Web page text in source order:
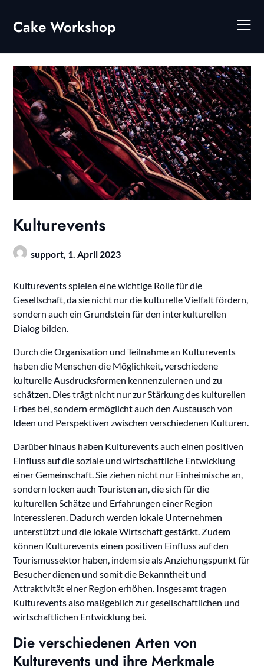
content
Cake Workshop
Kulturevents
support, 1. April 2023
Kulturevents spielen eine wichtige Rolle für die
Gesellschaft, da sie nicht nur die kulturelle Vielfalt fördern,
sondern auch ein Grundstein für den interkulturellen
Dialog bilden.
Durch die Organisation und Teilnahme an Kulturevents
haben die Menschen die Möglichkeit, verschiedene
kulturelle Ausdrucksformen kennenzulernen und zu
schätzen. Dies trägt nicht nur zur Stärkung des kulturellen
Erbes bei, sondern ermöglicht auch den Austausch von
Ideen und Perspektiven zwischen verschiedenen Kulturen.
Darüber hinaus haben Kulturevents auch einen positiven
Einfluss auf die soziale und wirtschaftliche Entwicklung
einer Gemeinschaft. Sie ziehen nicht nur Einheimische an,
sondern locken auch Touristen an, die sich für die
kulturellen Schätze und Erfahrungen einer Region
interessieren. Dadurch werden lokale Unternehmen
unterstützt und die lokale Wirtschaft gestärkt. Zudem
können Kulturevents einen positiven Einfluss auf den
Tourismussektor haben, indem sie als Anziehungspunkt für
Besucher dienen und somit die Bekanntheit und
Attraktivität einer Region erhöhen. Insgesamt tragen
Kulturevents also maßgeblich zur gesellschaftlichen und
wirtschaftlichen Entwicklung bei.
Die verschiedenen Arten von
Kulturevents und ihre Merkmale